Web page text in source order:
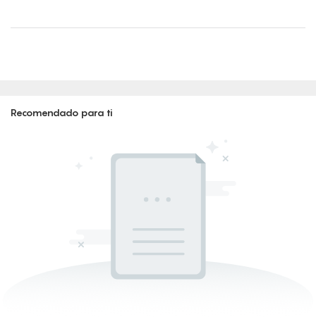
Recomendado para ti